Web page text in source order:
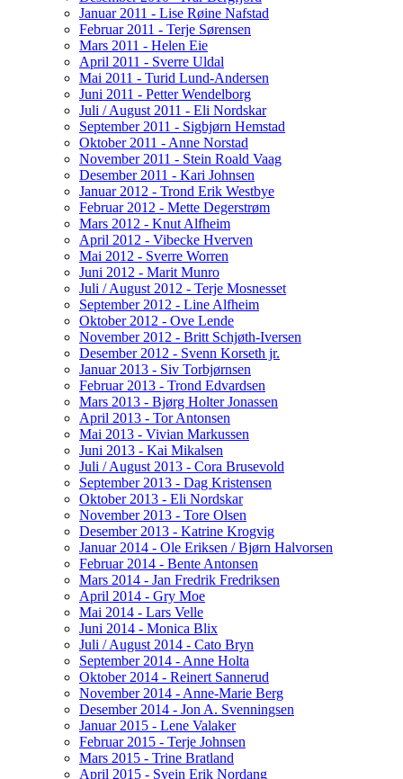
Januar 2011 - Lise Røine Nafstad
Februar 2011 - Terje Sørensen
Mars 2011 - Helen Eie
April 2011 - Sverre Uldal
Mai 2011 - Turid Lund-Andersen
Juni 2011 - Petter Wendelborg
Juli / August 2011 - Eli Nordskar
September 2011 - Sigbjørn Hemstad
Oktober 2011 - Anne Norstad
November 2011 - Stein Roald Vaag
Desember 2011 - Kari Johnsen
Januar 2012 - Trond Erik Westbye
Februar 2012 - Mette Degerstrøm
Mars 2012 - Knut Alfheim
April 2012 - Vibecke Hverven
Mai 2012 - Sverre Worren
Juni 2012 - Marit Munro
Juli / August 2012 - Terje Mosnesset
September 2012 - Line Alfheim
Oktober 2012 - Ove Lende
November 2012 - Britt Schjøth-Iversen
Desember 2012 - Svenn Korseth jr.
Januar 2013 - Siv Torbjørnsen
Februar 2013 - Trond Edvardsen
Mars 2013 - Bjørg Holter Jonassen
April 2013 - Tor Antonsen
Mai 2013 - Vivian Markussen
Juni 2013 - Kai Mikalsen
Juli / August 2013 - Cora Brusevold
September 2013 - Dag Kristensen
Oktober 2013 - Eli Nordskar
November 2013 - Tore Olsen
Desember 2013 - Katrine Krogvig
Januar 2014 - Ole Eriksen / Bjørn Halvorsen
Februar 2014 - Bente Antonsen
Mars 2014 - Jan Fredrik Fredriksen
April 2014 - Gry Moe
Mai 2014 - Lars Velle
Juni 2014 - Monica Blix
Juli / August 2014 - Cato Bryn
September 2014 - Anne Holta
Oktober 2014 - Reinert Sannerud
November 2014 - Anne-Marie Berg
Desember 2014 - Jon A. Svenningsen
Januar 2015 - Lene Valaker
Februar 2015 - Terje Johnsen
Mars 2015 - Trine Bratland
April 2015 - Svein Erik Nordang